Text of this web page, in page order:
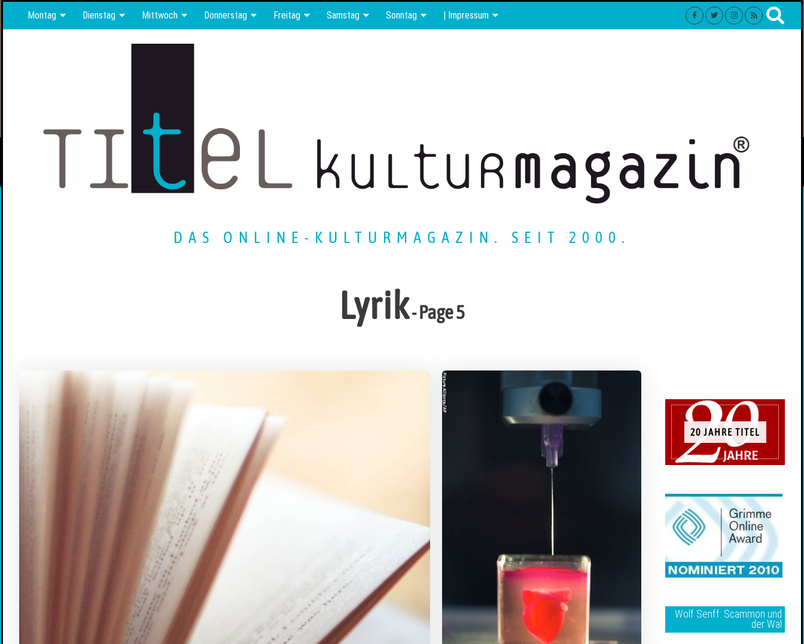
Montag Dienstag Mittwoch Donnerstag Freitag Samstag Sonntag | Impressum
DAS ONLINE-KULTURMAGAZIN. SEIT 2000.
Lyrik- Page 5
20 JAHRE TITEL
Wolf Senff: Scammon und
der Wal